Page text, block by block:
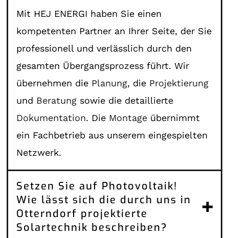
Mit HEJ ENERGI haben Sie einen
kompetenten Partner an Ihrer Seite, der Sie
professionell und verlässlich durch den
gesamten Übergangsprozess führt. Wir
übernehmen die Planung, die Projektierung
und Beratung sowie die detaillierte
Dokumentation. Die Montage übernimmt
ein Fachbetrieb aus unserem eingespielten
Netzwerk.
Setzen Sie auf Photovoltaik!
Wie lässt sich die durch uns in
Otterndorf projektierte
Solartechnik beschreiben?